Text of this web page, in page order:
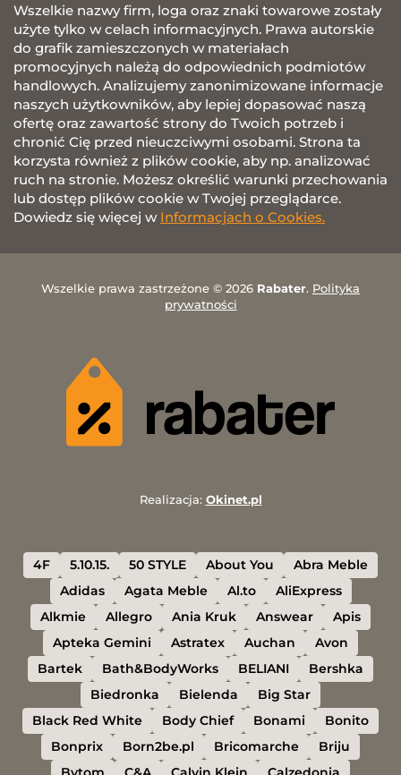
Wszelkie nazwy firm, loga oraz znaki towarowe zostały
użyte tylko w celach informacyjnych. Prawa autorskie
do grafik zamieszczonych w materiałach
promocyjnych należą do odpowiednich podmiotów
handlowych. Analizujemy zanonimizowane informacje
naszych użytkowników, aby lepiej dopasować naszą
ofertę oraz zawartość strony do Twoich potrzeb i
chronić Cię przed nieuczciwymi osobami. Strona ta
korzysta również z plików cookie, aby np. analizować
ruch na stronie. Możesz określić warunki przechowania
lub dostęp plików cookie w Twojej przeglądarce.
Dowiedz się więcej w Informacjach o Cookies.
Wszelkie prawa zastrzeżone © 2026 Rabater. Polityka
prywatności
Realizacja: Okinet.pl
4F 5.10.15. 50 STYLE About You
Abra Meble
Adidas
Agata Meble Al.to
AliExpress
Alkmie
Allegro Ania Kruk Answear
Apis
Apteka Gemini
Astratex Auchan
Avon
Bartek
Bath&BodyWorks BELIANI
Bershka
Biedronka
Bielenda
Big Star
Black Red White
Body Chief Bonami
Bonito
Bonprix
Born2be.pl Bricomarche
Briju